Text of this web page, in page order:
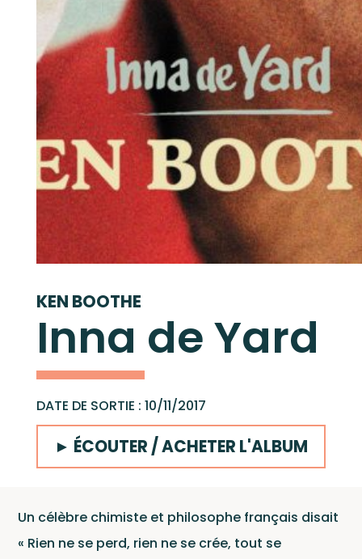
KEN BOOTHE
Inna de Yard
DATE DE SORTIE : 10/11/2017
► ÉCOUTER / ACHETER L'ALBUM
Un célèbre chimiste et philosophe français disait
« Rien ne se perd, rien ne se crée, tout se
Wagram Music / Chapter Two Records
envoyer vos